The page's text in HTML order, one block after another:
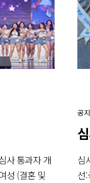
사 통과자 개
성 (결혼 및
공
심
선